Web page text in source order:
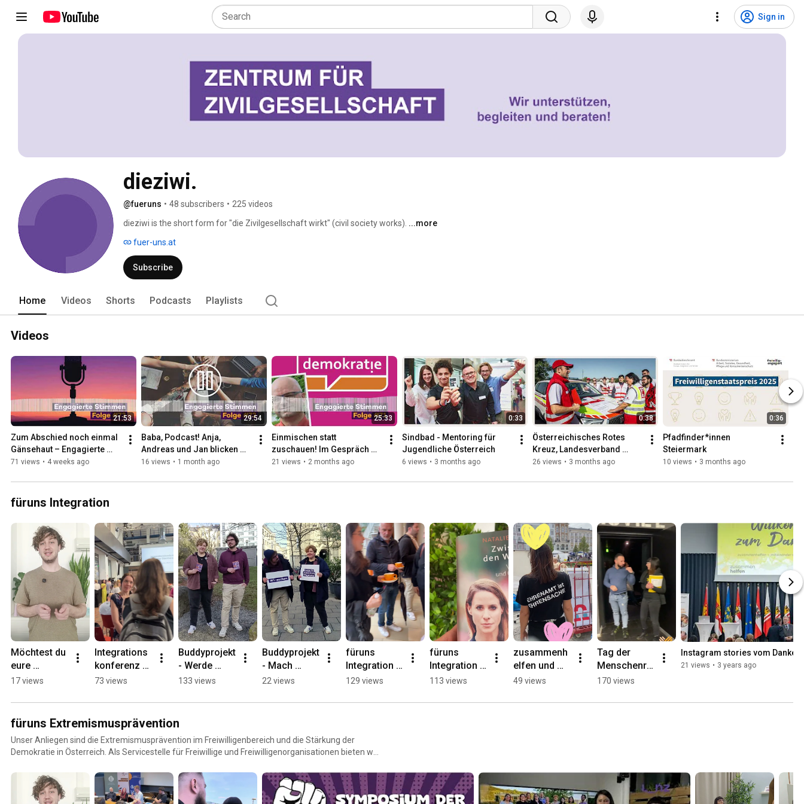
Sign in
dieziwi.
@fueruns • 48 subscribers • 225 videos
dieziwi is the short form for "die Zivilgesellschaft wirkt" (civil society works). ...more
fuer-uns.at
Subscribe
Home Videos Shorts Podcasts Playlists
Videos
21:53
Zum Abschied noch einmal
Gänsehaut – Engagierte
Stimmen Podcast #73
71 views • 4 weeks ago
29:54
Baba, Podcast! Anja,
Andreas und Jan blicken
zurück – Engagierte
16 views • 1 month ago
25:33
Einmischen statt
zuschauen! Im Gespräch
mit Erwin Leitner von mehr
21 views • 2 months ago
0:33
Sindbad - Mentoring für
Jugendliche Österreich
6 views • 3 months ago
0:38
Österreichisches Rotes
Kreuz, Landesverband
Niederösterreich
26 views • 3 months ago
0:36
Pfadfinder*innen
Steiermark
10 views • 3 months ago
füruns Integration
Möchtest du
eure
Freiwilligen
ihnen
Weiterbildun
gen
anbieten? 🙌
17 views
Integrations
konferenz
2025 - Wir
73 views
Buddyprojekt
- Werde
Buddy für
e
133 views
Buddyprojekt
- Mach
Integration
Region
22 views
füruns
Integration
beim
2024 in
129 views
füruns
Integration
bei der
konferenz
113 views
zusammenh
elfen und
zusammenh
Freiwilligen
49 views
Tag der
Menschenre
chte:
THE GAME
170 views
Instagram stories vom
21 views • 3 years ago
füruns Extremismusprävention
Unser Anliegen sind die Extremismusprävention im Freiwilligenbereich und die Stärkung der
Demokratie in Österreich. Als Servicestelle für Freiwillige und Freiwilligenorganisationen bieten wir
unterstützen und neue Initiativen zu ermutigen. Unser Angebot umfasst verschiedene
Veranstaltungs- und Schulungsformate wie Workshops und Seminare sowie eine Filmtour und ein
Symposium. Darüber hinaus möchten wir aber auch andere unterstützen, selbst aktiv zu werden.